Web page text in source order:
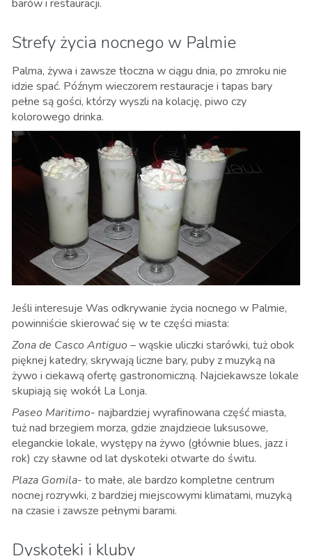
barów i restauracji.
Strefy życia nocnego w Palmie
Palma, żywa i zawsze tłoczna w ciągu dnia, po zmroku nie
idzie spać. Późnym wieczorem restauracje i tapas bary
pełne są gości, którzy wyszli na kolację, piwo czy
kolorowego drinka.
Jeśli interesuje Was odkrywanie życia nocnego w Palmie,
powinniście skierować się w te części miasta:
Zona de Casco Antiguo– wąskie uliczki starówki, tuż obok
pięknej katedry, skrywają liczne bary, puby z muzyką na
żywo i ciekawą ofertę gastronomiczną. Najciekawsze lokale
skupiają się wokół La Lonja.
Paseo Maritimo- najbardziej wyrafinowana część miasta,
tuż nad brzegiem morza, gdzie znajdziecie luksusowe,
eleganckie lokale, występy na żywo (głównie blues, jazz i
rok) czy sławne od lat dyskoteki otwarte do świtu.
Plaza Gomila- to małe, ale bardzo kompletne centrum
nocnej rozrywki, z bardziej miejscowymi klimatami, muzyką
na czasie i zawsze pełnymi barami.
Dyskoteki i kluby